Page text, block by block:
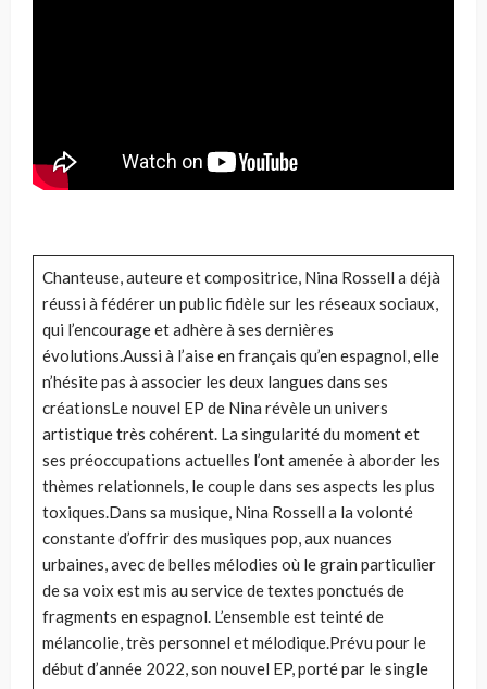
Chanteuse, auteure et compositrice, Nina Rossell a déjà
réussi à fédérer un public fidèle sur les réseaux sociaux,
qui l’encourage et adhère à ses dernières
évolutions.Aussi à l’aise en français qu’en espagnol, elle
n’hésite pas à associer les deux langues dans ses
créationsLe nouvel EP de Nina révèle un univers
artistique très cohérent. La singularité du moment et
ses préoccupations actuelles l’ont amenée à aborder les
thèmes relationnels, le couple dans ses aspects les plus
toxiques.Dans sa musique, Nina Rossell a la volonté
constante d’offrir des musiques pop, aux nuances
urbaines, avec de belles mélodies où le grain particulier
de sa voix est mis au service de textes ponctués de
fragments en espagnol. L’ensemble est teinté de
mélancolie, très personnel et mélodique.Prévu pour le
début d’année 2022, son nouvel EP, porté par le single